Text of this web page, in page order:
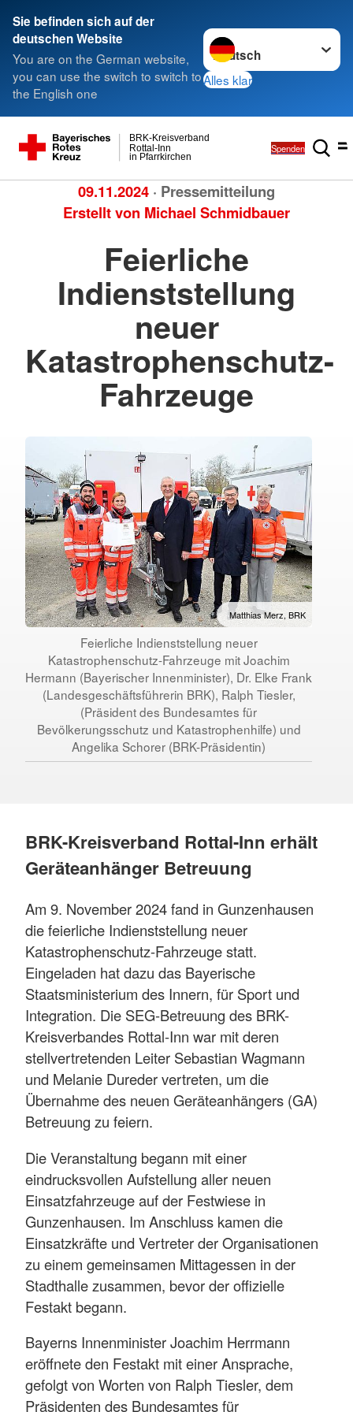
Sie befinden sich auf der
deutschen Website
You are on the German website,
you can use the switch to switch to
the English one
Sprache wechseln zu
Alles klar
in Pfarrkirchen
Rottal-Inn
BRK-Kreisverband
Spenden
09.11.2024 · Pressemitteilung
Erstellt von Michael Schmidbauer
Feierliche
Indienststellung
neuer
Katastrophenschutz-
Fahrzeuge
Matthias Merz, BRK
Feierliche Indienststellung neuer
Katastrophenschutz-Fahrzeuge mit Joachim
Hermann (Bayerischer Innenminister), Dr. Elke Frank
(Landesgeschäftsführerin BRK), Ralph Tiesler,
(Präsident des Bundesamtes für
Bevölkerungsschutz und Katastrophenhilfe) und
Angelika Schorer (BRK-Präsidentin)
BRK-Kreisverband Rottal-Inn erhält
Geräteanhänger Betreuung
Am 9. November 2024 fand in Gunzenhausen
die feierliche Indienststellung neuer
Katastrophenschutz-Fahrzeuge statt.
Eingeladen hat dazu das Bayerische
Staatsministerium des Innern, für Sport und
Integration. Die SEG-Betreuung des BRK-
Kreisverbandes Rottal-Inn war mit deren
stellvertretenden Leiter Sebastian Wagmann
und Melanie Dureder vertreten, um die
Übernahme des neuen Geräteanhängers (GA)
Betreuung zu feiern.
Die Veranstaltung begann mit einer
eindrucksvollen Aufstellung aller neuen
Einsatzfahrzeuge auf der Festwiese in
Gunzenhausen. Im Anschluss kamen die
Einsatzkräfte und Vertreter der Organisationen
zu einem gemeinsamen Mittagessen in der
Stadthalle zusammen, bevor der offizielle
Festakt begann.
Bayerns Innenminister Joachim Herrmann
eröffnete den Festakt mit einer Ansprache,
gefolgt von Worten von Ralph Tiesler, dem
Präsidenten des Bundesamtes für